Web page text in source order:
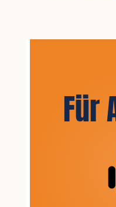
Für